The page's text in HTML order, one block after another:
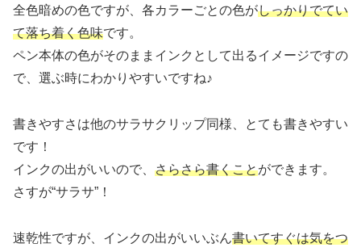
全色暗めの色ですが、各カラーごとの色がしっかりでてい
て落ち着く色味です。
ペン本体の色がそのままインクとして出るイメージですの
で、選ぶ時にわかりやすいですね♪
書きやすさは他のサラサクリップ同様、とても書きやすい
です！
インクの出がいいので、 さらさら書くことができます。
さすが“サラサ”！
速乾性ですが、インクの出がいいぶん書いてすぐは気をつ